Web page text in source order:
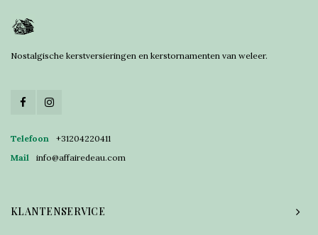
Nostalgische kerstversieringen en kerstornamenten van weleer.
Telefoon
+31204220411
Mail
info@affairedeau.com
KLANTENSERVICE